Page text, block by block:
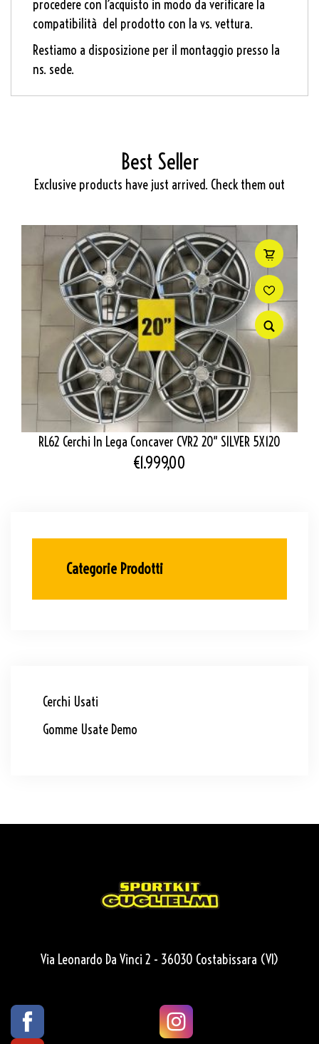
procedere con l’acquisto in modo da verificare la
compatibilità del prodotto con la vs. vettura.
Restiamo a disposizione per il montaggio presso la
ns. sede.
Best Seller
Exclusive products have just arrived. Check them out
RL62 Cerchi In Lega Concaver CVR2 20″ SILVER 5X120
€1.999,00
Categorie Prodotti
Cerchi Usati
Gomme Usate Demo
Via Leonardo Da Vinci 2 - 36030 Costabissara (VI)